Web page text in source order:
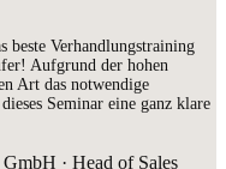
beste Verhandlungstraining
Aufgrund der hohen
Art das notwendige
Seminar eine ganz klare
· Head of Sales